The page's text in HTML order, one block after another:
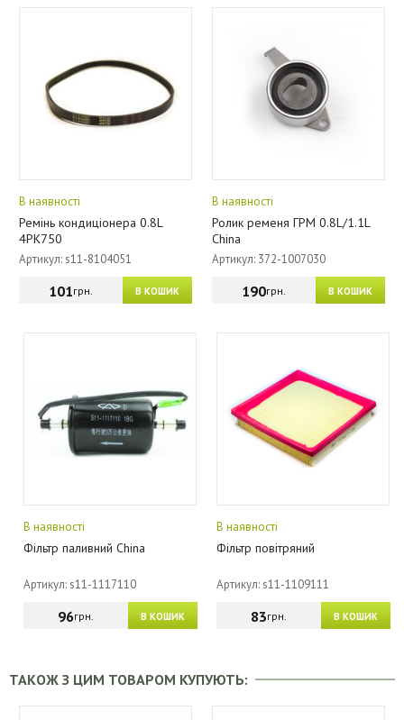
В наявності
Ремінь кондиціонера 0.8L
4PK750
Артикул: s11-8104051
В КОШИК
101грн.
В наявності
Ролик ременя ГРМ 0.8L/1.1L
China
Артикул: 372-1007030
В КОШИК
190грн.
В наявності
Фільтр паливний China
Артикул: s11-1117110
В КОШИК
96грн.
В наявності
Фільтр повітряний
Артикул: s11-1109111
В КОШИК
83грн.
ТАКОЖ З ЦИМ ТОВАРОМ КУПУЮТЬ: